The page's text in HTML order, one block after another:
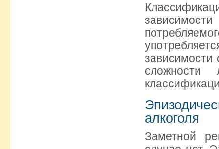
зависимости
сложности
алкоголя
Заметной